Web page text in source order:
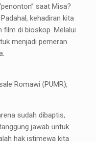
saat Misa?
kehadiran kita
film di bioskop. Melalui
menjadi pemeran
Romawi (PUMR),
sudah dibaptis,
jawab untuk
hak istimewa kita